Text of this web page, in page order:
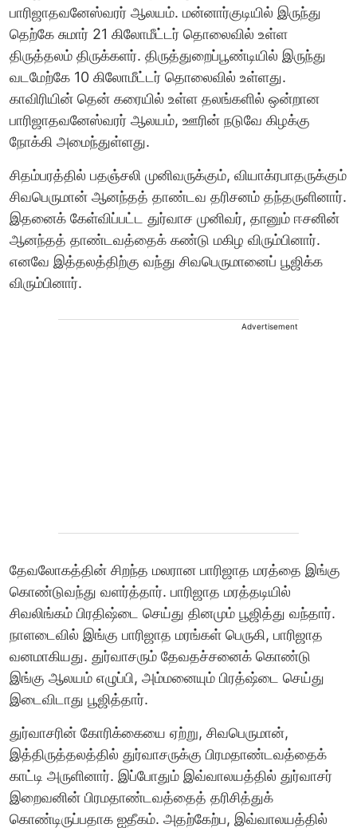
பாரிஜாதவனேஸ்வரர் ஆலயம். மன்னார்குடியில் இருந்து
தெற்கே சுமார் 21 கிலோமீட்டர் தொலைவில் உள்ள
திருத்தலம் திருக்களர். திருத்துறைப்பூண்டியில் இருந்து
வடமேற்கே 10 கிலோமீட்டர் தொலைவில் உள்ளது.
காவிரியின் தென் கரையில் உள்ள தலங்களில் ஒன்றான
பாரிஜாதவனேஸ்வரர் ஆலயம், ஊரின் நடுவே கிழக்கு
நோக்கி அமைந்துள்ளது.
சிதம்பரத்தில் பதஞ்சலி முனிவருக்கும், வியாக்ரபாதருக்கும்
சிவபெருமான் ஆனந்தத் தாண்டவ தரிசனம் தந்தருளினார்.
இதனைக் கேள்விப்பட்ட துர்வாச முனிவர், தானும் ஈசனின்
ஆனந்தத் தாண்டவத்தைக் கண்டு மகிழ விரும்பினார்.
எனவே இத்தலத்திற்கு வந்து சிவபெருமானைப் பூஜிக்க
விரும்பினார்.
Advertisement
தேவலோகத்தின் சிறந்த மலரான பாரிஜாத மரத்தை இங்கு
கொண்டுவந்து வளர்த்தார். பாரிஜாத மரத்தடியில்
சிவலிங்கம் பிரதிஷ்டை செய்து தினமும் பூஜித்து வந்தார்.
நாளடைவில் இங்கு பாரிஜாத மரங்கள் பெருகி, பாரிஜாத
வனமாகியது. துர்வாசரும் தேவதச்சனைக் கொண்டு
இங்கு ஆலயம் எழுப்பி, அம்மனையும் பிரத்ஷ்டை செய்து
இடைவிடாது பூஜித்தார்.
துர்வாசரின் கோரிக்கையை ஏற்று, சிவபெருமான்,
இத்திருத்தலத்தில் துர்வாசருக்கு பிரமதாண்டவத்தைக்
காட்டி அருளினார். இப்போதும் இவ்வாலயத்தில் துர்வாசர்
இறைவனின் பிரமதாண்டவத்தைத் தரிசித்துக்
கொண்டிருப்பதாக ஐதீகம். அதற்கேற்ப, இவ்வாலயத்தில்